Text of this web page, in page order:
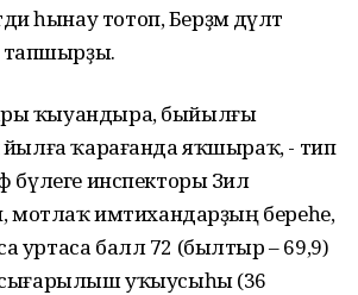
һынау тотоп, Берҙәм дәүләт
ҡыуандыра, быйылғы
йылға ҡарағанда яҡшыраҡ, - тип
бүлеге инспекторы Зилә
мотлаҡ имтихандарҙың береһе,
уртаса балл 72 (былтыр – 69,9)
сығарылыш уҡыусыһы (36